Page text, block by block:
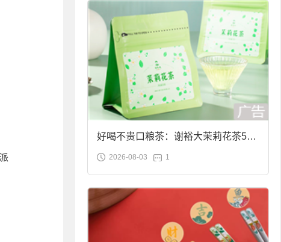
好喝不贵口粮茶：谢裕大茉莉花茶50g
袋装9.9元到手
2026-08-03 1